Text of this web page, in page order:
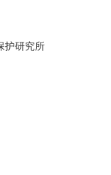
护研究所